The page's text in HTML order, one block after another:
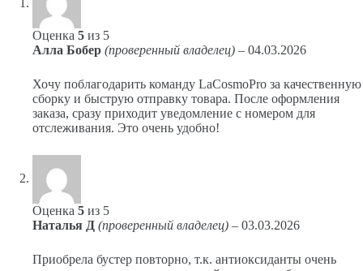
Оценка 5 из 5
Алла Бобер (проверенный владелец) – 04.03.2026
Хочу поблагодарить команду LaCosmoPro за качественную
сборку и быструю отправку товара. После оформления
заказа, сразу приходит уведомление с номером для
отслеживания. Это очень удобно!
Оценка 5 из 5
Наталья Д (проверенный владелец) – 03.03.2026
Приобрела бустер повторно, т.к. антиоксиданты очень